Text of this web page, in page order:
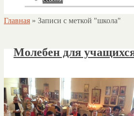
Главная » Записи с меткой "школа"
Молебен для